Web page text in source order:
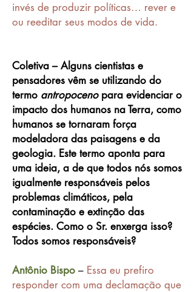
invés de produzir políticas… rever e
ou reeditar seus modos de vida.
Coletiva – Alguns cientistas e
pensadores vêm se utilizando do
termo antropoceno para evidenciar o
impacto dos humanos na Terra, como
humanos se tornaram força
modeladora das paisagens e da
geologia. Este termo aponta para
uma ideia, a de que todos nós somos
igualmente responsáveis pelos
problemas climáticos, pela
contaminação e extinção das
espécies. Como o Sr. enxerga isso?
Todos somos responsáveis?
Antônio Bispo – Essa eu prefiro
responder com uma declamação que